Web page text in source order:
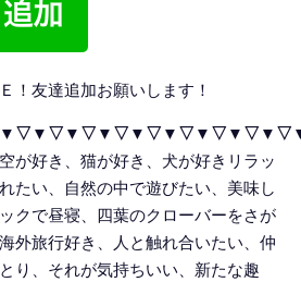
！友達追加お願いします！
が好き、猫が好き、犬が好きリラッ
たい、自然の中で遊びたい、美味し
クで昼寝、四葉のクローバーをさが
外旅行好き、人と触れ合いたい、仲
り、それが気持ちいい、新たな趣